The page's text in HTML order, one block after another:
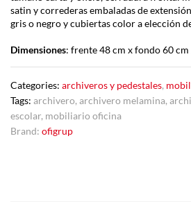
satin y correderas embaladas de
gris o negro y cubiertas color a elección
Dimensiones: frente 48 cm x fondo 60
Categories: archiveros y pedestales,
Tags: archivero, archivero melamina,
escolar, mobiliario oficina
Brand: ofigrup